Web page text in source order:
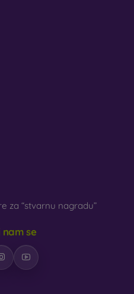
za “stvarnu nagradu”
nam se